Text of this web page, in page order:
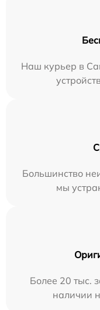
Наш курьер в
Большинство
мы
Более 20 тыс.
наличии